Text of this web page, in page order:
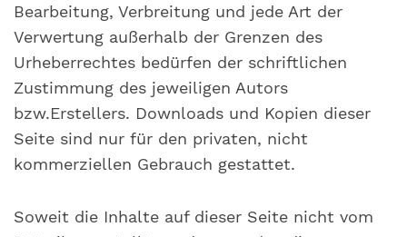
Bearbeitung, Verbreitung und jede Art der
Verwertung außerhalb der Grenzen des
Urheberrechtes bedürfen der schriftlichen
Zustimmung des jeweiligen Autors
bzw.Erstellers. Downloads und Kopien dieser
Seite sind nur für den privaten, nicht
kommerziellen Gebrauch gestattet.
Soweit die Inhalte auf dieser Seite nicht vom